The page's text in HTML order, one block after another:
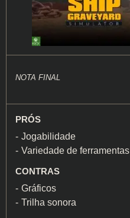
NOTA FINAL
PRÓS
Jogabilidade
Variedade de ferramentas
CONTRAS
Gráficos
Trilha sonora